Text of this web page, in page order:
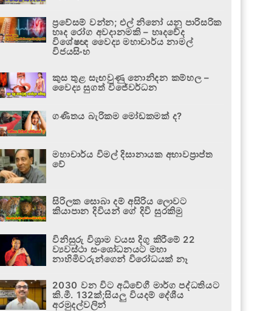
ප්‍රවේසම් වන්න; එල් නිනෝ යනු පාරිසරික
හෘද රෝග අවදානමකි – හෘදවේද
විශේෂඥ වෛද්‍ය මහාචාර්ය නාමල්
විජයසිංහ
කුස තුළ සැඟවුණු නොනිදන කම්හල –
වෛද්‍ය සුගත් විජේවර්ධන
ගණිතය බැරිකම මෝඩකමක් ද?
මහාචාර්ය විමල් දිසානායක අභාවප්‍රාප්ත
වේ
සිරිලක සොබා දම් අසිරිය ලොවට
කියාපාන දිවියන් ගේ දිවි සුරකිමු
විනිසුරු විශ්‍රාම වයස දිගු කිරීමේ 22
ව්‍යවස්ථා සංශෝධනයට මහා
නාහිමිවරුන්ගෙන් විරෝධයක් නෑ
2030 වන විට අධිවේගී මාර්ග පද්ධතියට
කි.මී. 132ක්;සියලු වියදම් දේශීය
අරමුදල්වලින්